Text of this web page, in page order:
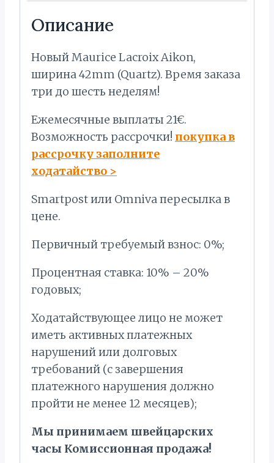
Описание
Новый Maurice Lacroix Aikon,
ширина 42mm (Quartz). Время заказа
три до шесть неделям!
Ежемесячные выплаты 21€.
Bозможность рассрочки! покупка в
рассрочку заполните
ходатайство >
Smartpost или Omniva пересылка в
цене.
Первичный требуемый взнос: 0%;
Процентная ставка: 10% – 20%
годовых;
Ходатайствующее лицо не может
иметь активных платежных
нарушений или долговых
требований (с завершения
платежного нарушения должно
пройти не менее 12 месяцев);
Мы принимаем швейцарских
часы Комиссионная продажа!